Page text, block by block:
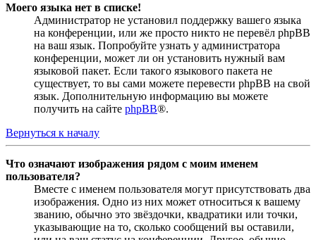
Моего языка нет в списке!
Администратор не установил поддержку вашего языка
на конференции, или же просто никто не перевёл phpBB
на ваш язык. Попробуйте узнать у администратора
конференции, может ли он установить нужный вам
языковой пакет. Если такого языкового пакета не
существует, то вы сами можете перевести phpBB на свой
язык. Дополнительную информацию вы можете
получить на сайте phpBB®.
Вернуться к началу
Что означают изображения рядом с моим именем
пользователя?
Вместе с именем пользователя могут присутствовать два
изображения. Одно из них может относиться к вашему
званию, обычно это звёздочки, квадратики или точки,
указывающие на то, сколько сообщений вы оставили,